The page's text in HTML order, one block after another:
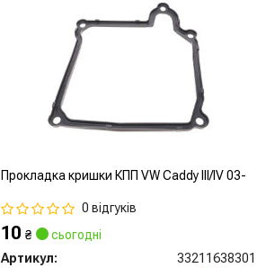
Прокладка кришки КПП VW Caddy III/IV 03-
0 відгуків
10₴
сьогодні
Артикул:
33211638301